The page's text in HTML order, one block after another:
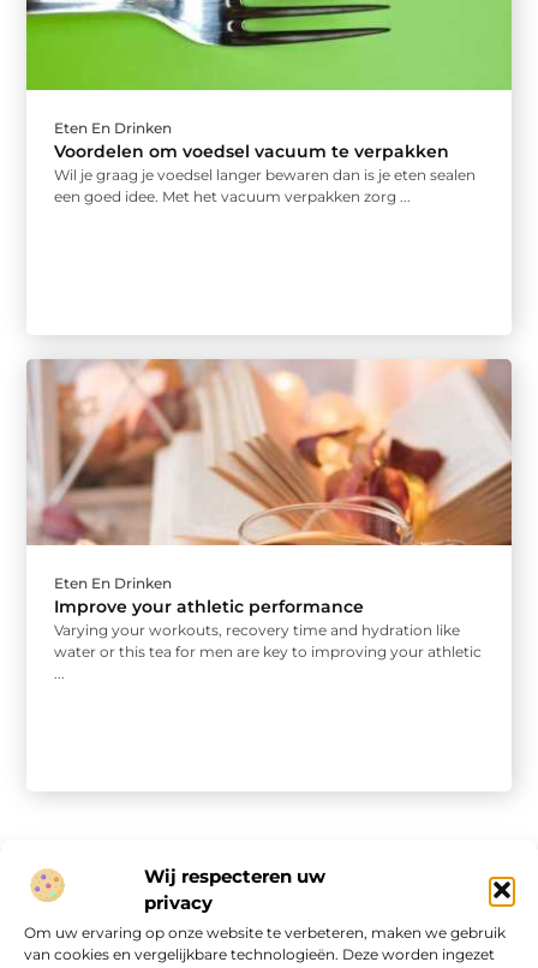
Wij respecteren uw
privacy
Om uw ervaring op onze website te verbeteren, maken we gebruik
van cookies en vergelijkbare technologieën. Deze worden ingezet
Eten En Drinken
Voordelen om voedsel vacuum te verpakken
Wil je graag je voedsel langer bewaren dan is je eten sealen
een goed idee. Met het vacuum verpakken zorg ...
Eten En Drinken
Improve your athletic performance
Varying your workouts, recovery time and hydration like
water or this tea for men are key to improving your athletic
...
Onze informatie